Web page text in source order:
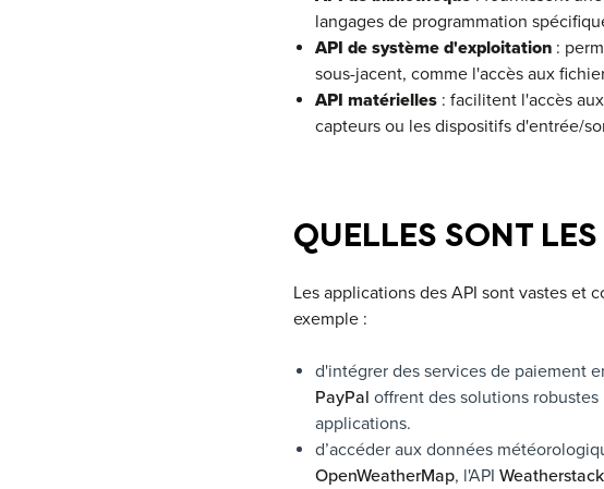
langages de programmation
API de système d'exploitation :
sous-jacent, comme l'accès aux
API matérielles: facilitent l'accès
capteurs ou les dispositifs d'entrée/
QUELLES SONT
Les applications des API sont vastes et
exemple :
d'intégrer des services de paiement
PayPal offrent des solutions
applications.
d’accéder aux données
OpenWeatherMap, l'API Weatherstack